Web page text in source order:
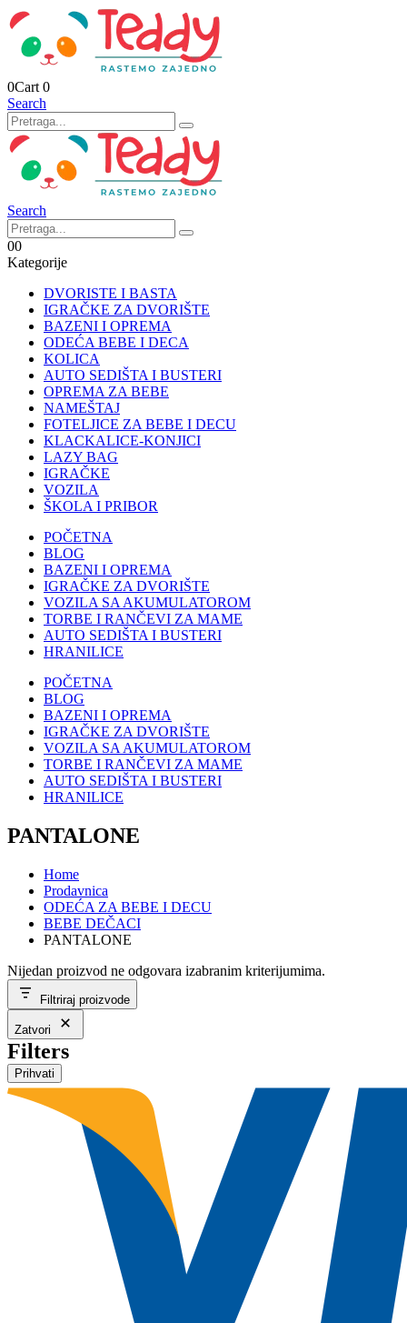
0Cart 0
Search
Search
00
Kategorije
DVORISTE I BASTA
IGRAČKE ZA DVORIŠTE
BAZENI I OPREMA
ODEĆA BEBE I DECA
KOLICA
AUTO SEDIŠTA I BUSTERI
OPREMA ZA BEBE
NAMEŠTAJ
FOTELJICE ZA BEBE I DECU
KLACKALICE-KONJICI
LAZY BAG
IGRAČKE
VOZILA
ŠKOLA I PRIBOR
POČETNA
BLOG
BAZENI I OPREMA
IGRAČKE ZA DVORIŠTE
VOZILA SA AKUMULATOROM
TORBE I RANČEVI ZA MAME
AUTO SEDIŠTA I BUSTERI
HRANILICE
POČETNA
BLOG
BAZENI I OPREMA
IGRAČKE ZA DVORIŠTE
VOZILA SA AKUMULATOROM
TORBE I RANČEVI ZA MAME
AUTO SEDIŠTA I BUSTERI
HRANILICE
PANTALONE
Home
Prodavnica
ODEĆA ZA BEBE I DECU
BEBE DEČACI
PANTALONE
Nijedan proizvod ne odgovara izabranim kriterijumima.
Filtriraj proizvode
Zatvori
Filters
Prihvati